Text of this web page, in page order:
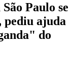
Paulo se
pediu ajuda
do